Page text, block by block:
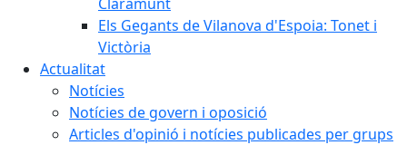
Els Gegants de Vilanova d'Espoia: Tonet i
Victòria
Actualitat
Notícies
Notícies de govern i oposició
Articles d'opinió i notícies publicades per grups